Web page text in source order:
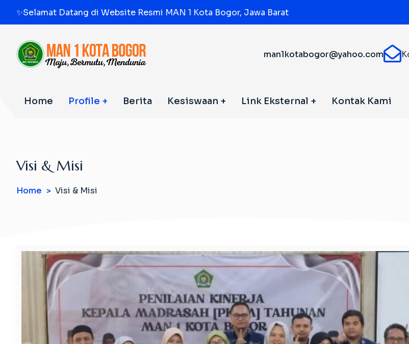
✨Selamat Datang di Website Resmi MAN 1 Kota Bogor, Jawa Barat
man1kotabogor@yahoo.com
Home Profile Berita Kesiswaan Link Eksternal Kontak Kami
Visi & Misi
Home Visi & Misi